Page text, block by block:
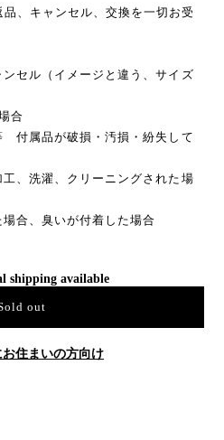
、キャンセル、交換を一切お受
セル（イメージと違う、サイズ
合
付属品が破損・汚損・紛失して
、洗濯、クリーニングされた場
合、臭いが付着した場合
shipping available
out
お住まいの方向け